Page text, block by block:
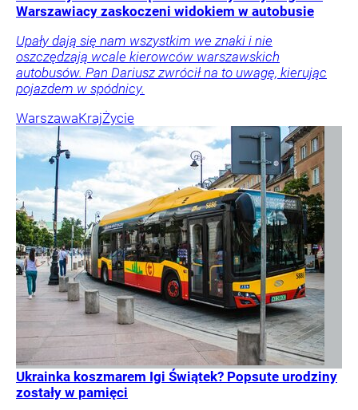
Warszawiacy zaskoczeni widokiem w autobusie
Upały dają się nam wszystkim we znaki i nie
oszczędzają wcale kierowców warszawskich
autobusów. Pan Dariusz zwrócił na to uwagę, kierując
pojazdem w spódnicy.
WarszawaKrajŻycie
Ukrainka koszmarem Igi Świątek? Popsute urodziny
zostały w pamięci